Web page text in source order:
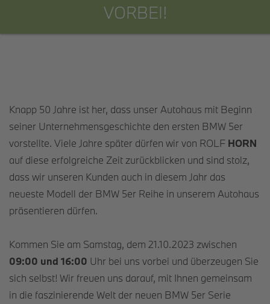
VORBEI!
Knapp 50 Jahre ist her, dass unser Autohaus mit Beginn
seiner Unternehmensgeschichte den ersten BMW 5er
vorstellte. Viele Jahre später dürfen wir von ROLF HORN
auf diese erfolgreiche Zeit zurückblicken und sind stolz,
dass wir unseren Kunden auch in diesem Jahr das
neueste Modell der BMW 5er Reihe in unserem Autohaus
präsentieren dürfen.
Kommen Sie am Samstag, dem 21.10.2023 zwischen
09:00 und 16:00 Uhr bei uns vorbei und überzeugen Sie
sich selbst! Wir freuen uns darauf, mit Ihnen gemeinsam
in die faszinierende Welt der neuen BMW 5er Serie